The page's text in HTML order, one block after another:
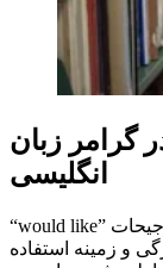
گرامر زبان
انگلیسی
“would like
و زمینه استفاده